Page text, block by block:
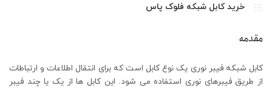
خرید کابل شبکه فلوک پاس
مقدمه
کابل شبکه فیبر نوری یک نوع کابل است که برای انتقال اطلاعات و ارتباطات
از طریق فیبرهای نوری استفاده می ‌شود. این کابل ‌ها از یک یا چند فیبر